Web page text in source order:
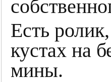
Есть
кустах на
мины.